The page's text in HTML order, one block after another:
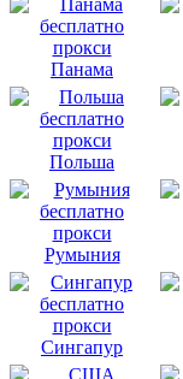
Панама
Польша
Румыния
Сингапур